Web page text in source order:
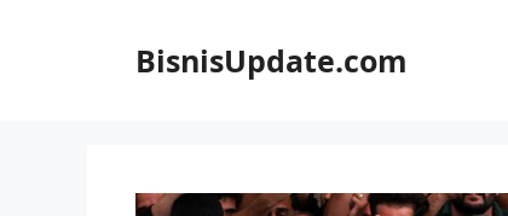
BisnisUpdate.com